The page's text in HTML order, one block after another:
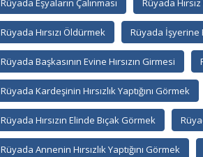
Rüyada Eşyaların Çalınması Rüyada
Rüyada Hırsızı Öldürmek Rüyada İşyerine
Rüyada Başkasının Evine Hırsızın Girmesi
Rüyada Kardeşinin Hırsızlık Yaptığını Görmek
Rüyada Hırsızın Elinde Bıçak Görmek
Rüyada Annenin Hırsızlık Yaptığını Görmek